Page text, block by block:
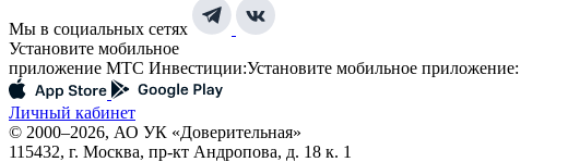
Мы в социальных сетях
Установите мобильное
приложение МТС Инвестиции:Установите мобильное приложение:
Личный кабинет
© 2000–2026, АО УК «Доверительная»
115432, г. Москва, пр-кт Андропова, д. 18 к. 1